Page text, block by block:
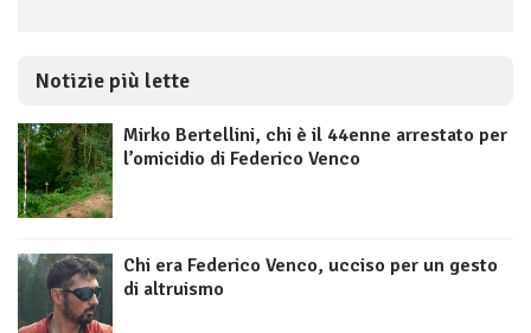
Notizie più lette
Mirko Bertellini, chi è il 44enne arrestato per
l’omicidio di Federico Venco
Chi era Federico Venco, ucciso per un gesto
di altruismo